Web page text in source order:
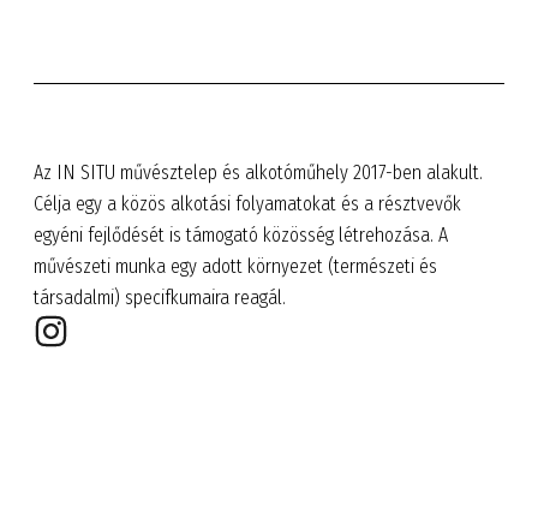
Az IN SITU művésztelep és alkotóműhely 2017-ben alakult.
Célja egy a közös alkotási folyamatokat és a résztvevők
egyéni fejlődését is támogató közösség létrehozása. A
művészeti munka egy adott környezet (természeti és
társadalmi) specifkumaira reagál.